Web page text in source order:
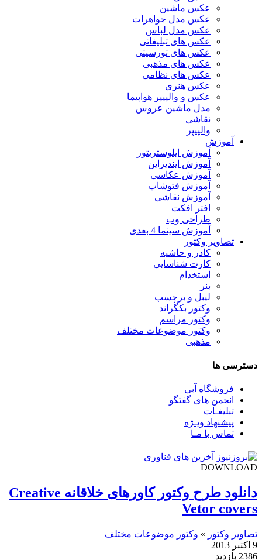
عکس ماشین
عکس مدل جواهرات
عکس مدل لباس
عکس های تبلیغاتی
عکس های تورسیتی
عکس های مذهبی
عکس های نظامی
عکس هنری
عکس و والپیپر هواپیما
مدل ماشین عروس
نقاشی
والپیپر
آموزش
آموزش ایلوستریتور
آموزش ایندیزاین
آموزش عکاسی
آموزش فتوشاپ
آموزش نقاشی
افتر افکت
طراحی وب
آموزش سینما 4 بعدی
تصاویر وکتور
کادر و حاشیه
کارت شناسایی
استخدام
بنر
لیبل و برچسب
وکتور بکگراند
وکتور مراسم
وکتور موضوعات مختلف
مذهبی
دسترسی ها
فروشگاه آبی
انجمن های گفتگو
تبلیغـات
پیشنهاد ویـژه
تماس با مـا
DOWNLOAD
دانلود طرح وکتور کاورهای خلاقانه Creative
Vetor covers
تصاویر وکتور » وکتور موضوعات مختلف
9 اکتبر 2013
2386 بازدید